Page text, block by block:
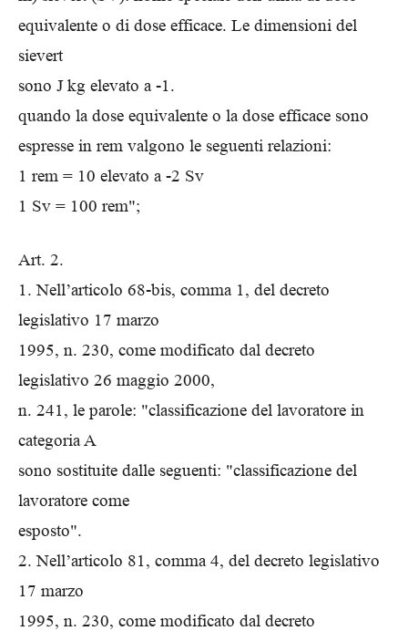
equivalente o di dose efficace. Le dimensioni del
sievert
sono J kg elevato a -1.
quando la dose equivalente o la dose efficace sono
espresse in rem valgono le seguenti relazioni:
1 rem = 10 elevato a -2 Sv
1 Sv = 100 rem";
Art. 2.
1. Nell’articolo 68-bis, comma 1, del decreto
legislativo 17 marzo
1995, n. 230, come modificato dal decreto
legislativo 26 maggio 2000,
n. 241, le parole: "classificazione del lavoratore in
categoria A
sono sostituite dalle seguenti: "classificazione del
lavoratore come
esposto".
2. Nell’articolo 81, comma 4, del decreto legislativo
17 marzo
1995, n. 230, come modificato dal decreto